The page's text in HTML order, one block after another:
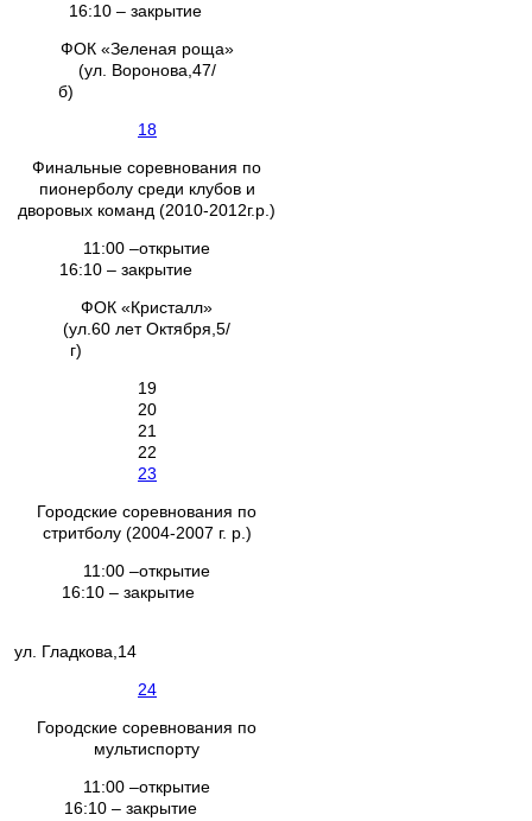
16:10 – закрытие
ФОК «Зеленая роща»
(ул. Воронова,47/
б)
18
Финальные соревнования по
пионерболу среди клубов и
дворовых команд (2010-2012г.р.)
11:00 –открытие
16:10 – закрытие
ФОК «Кристалл»
(ул.60 лет Октября,5/
г)
19
20
21
22
23
Городские соревнования по
стритболу (2004-2007 г. р.)
11:00 –открытие
16:10 – закрытие
ул. Гладкова,14
24
Городские соревнования по
мультиспорту
11:00 –открытие
16:10 – закрытие